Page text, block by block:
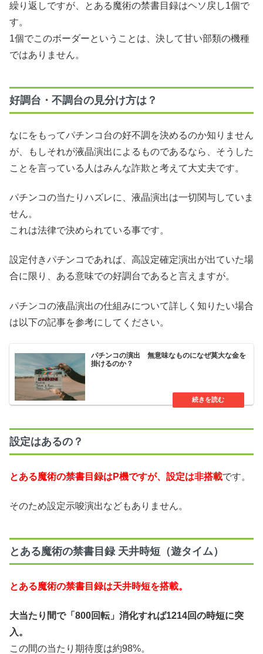
繰り返しですが、とある魔術の禁書目録はヘソ戻し1個で
す。
1個でこのボーダーということは、決して甘い部類の機種
ではありません。
好調台・不調台の見分け方は？
なにをもってパチンコ台の好不調を決めるのか知りません
が、もしそれが液晶演出によるものであるなら、そうした
ことを言っている人はみんな詐欺と考えて大丈夫です。
パチンコの当たりハズレに、液晶演出は一切関与していま
せん。
これは法律で決められている事です。
設定付きパチンコであれば、高設定確定演出が出ていた場
合に限り、ある意味での好調台であると言えますが。
パチンコの液晶演出の仕組みについて詳しく知りたい場合
は以下の記事を参考にしてください。
パチンコの演出 無意味なものになぜ莫大な金を
掛けるのか？
設定はあるの？
とある魔術の禁書目録はP機ですが、設定は非搭載です。
そのため設定示唆演出などもありません。
とある魔術の禁書目録 天井時短（遊タイム）
とある魔術の禁書目録は天井時短を搭載。
大当たり間で「800回転」消化すれば1214回の時短に突
入。
この間の当たり期待度は約98%。